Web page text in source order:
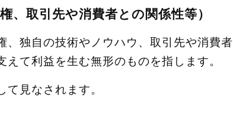
取引先や消費者との関係性等）
独自の技術やノウハウ、取引先や消費者
て利益を生む無形のものを指します。
見なされます。